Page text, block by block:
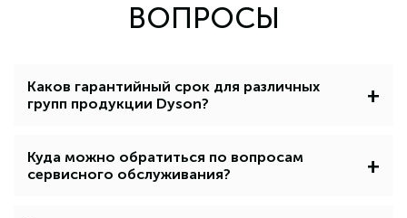
ВОПРОСЫ
Каков гарантийный срок для различных
групп продукции Dyson?
+
Куда можно обратиться по вопросам
сервисного обслуживания?
+